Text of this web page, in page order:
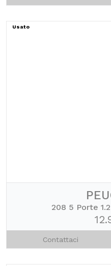
Usato
208 5 Porte
Contattaci